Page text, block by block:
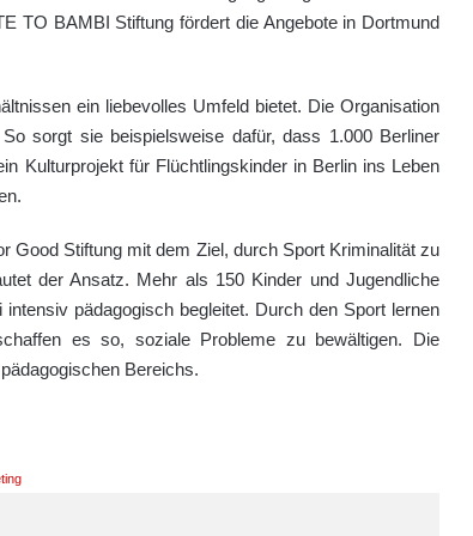
TO BAMBI Stiftung fördert die Angebote in Dortmund
ein liebevolles Umfeld bietet. Die Organisation
sorgt sie beispielsweise dafür, dass 1.000 Berliner
Kulturprojekt für Flüchtlingskinder in Berlin ins Leben
Good Stiftung mit dem Ziel, durch Sport Kriminalität zu
der Ansatz. Mehr als 150 Kinder und Jugendliche
pädagogisch begleitet. Durch den Sport lernen
es so, soziale Probleme zu bewältigen. Die
Bereichs.